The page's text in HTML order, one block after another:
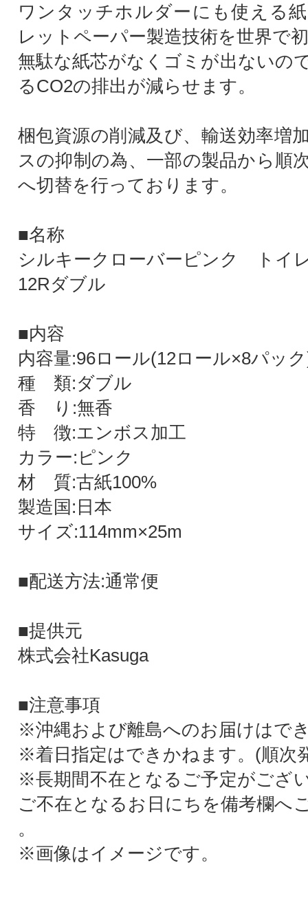
ワンタッチホルダーにも使える
レットペーパー製造技術を世界で
無駄な紙芯がなくゴミが出ないの
るCO2の排出が減らせます。
梱包資源の削減及び、輸送効率増
スの抑制の為、一部の製品から順
へ切替を行っております。
■名称
シルキークローバーピンク トイ
12Rダブル
■内容
内容量:96ロール(12ロール×8パッ
種 類:ダブル
香 り:無香
特 徴:エンボス加工
カラー:ピンク
材 質:古紙100%
製造国:日本
サイズ:114mm×25m
■配送方法:通常便
■提供元
株式会社Kasuga
■注意事項
※沖縄および離島へのお届けはで
※着日指定はできかねます。(順次
※長期間不在となるご予定がござ
ご不在となるお日にちを備考欄へ
。
※画像はイメージです。